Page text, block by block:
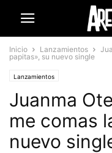
Inicio Lanzamientos
papitas», su nuevo single
Lanzamientos
Juanma
me comas
nuevo